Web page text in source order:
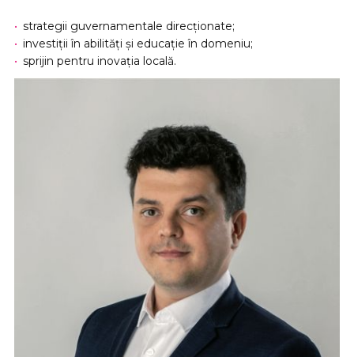
strategii guvernamentale direcționate;
investiții în abilități și educație în domeniu;
sprijin pentru inovația locală.